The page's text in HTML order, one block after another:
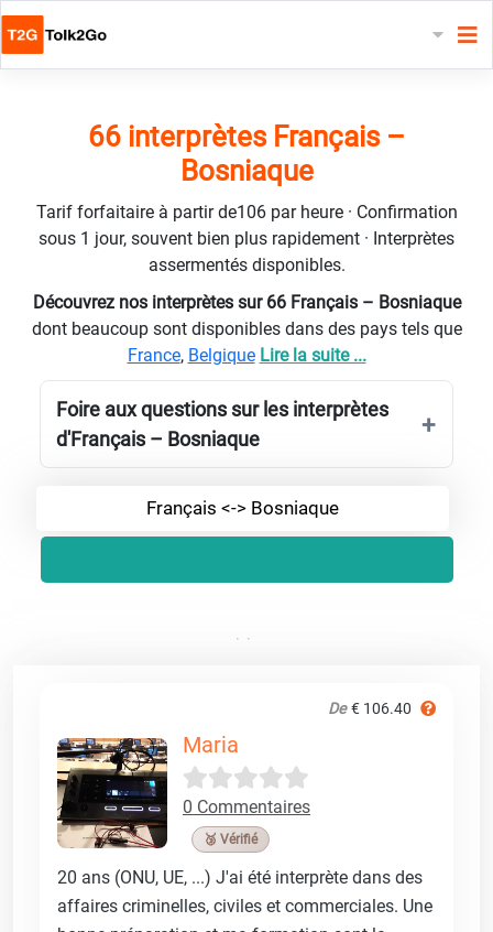
66 interprètes Français –
Bosniaque
Tarif forfaitaire à partir de106 par heure · Confirmation
sous 1 jour, souvent bien plus rapidement · Interprètes
assermentés disponibles.
Découvrez nos interprètes sur 66 Français – Bosniaque
dont beaucoup sont disponibles dans des pays tels que
France, Belgique Lire la suite ...
Foire aux questions sur les interprètes
d'Français – Bosniaque
Français <-> Bosniaque
De € 106.40
Maria
0 Commentaires
🥉 Vérifié
20 ans (ONU, UE, ...) J'ai été interprète dans des
affaires criminelles, civiles et commerciales. Une